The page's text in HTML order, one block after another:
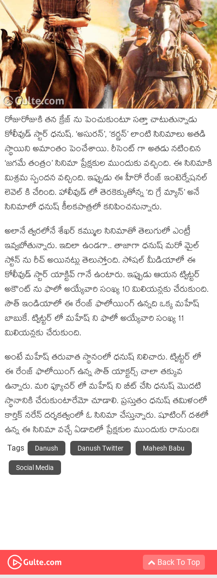
రోజురోజుకి తన క్రేజ్ ను పెంచుకుంటూ సత్తా చాటుతున్నాడు
కోలీవుడ్ స్టార్ ధనుష్. ‘అసురన్’, ‘కర్ణన్’ లాంటి సినిమాలు అతడి
స్థాయిని అమాంతం పెంచేశాయి. రీసెంట్ గా అతడు నటించిన
‘జగమే తంత్రం’ సినిమా ప్రేక్షకుల ముందుకు వచ్చింది. ఈ సినిమాకి
మిశ్రమ స్పందన వచ్చింది. ఇప్పుడు ఈ హీరో రేంజ్ ఇంటెర్నేషనల్
లెవెల్ కి చేరింది. హాలీవుడ్ లో తెరకెక్కుతోన్న ‘ది గ్రే మ్యాన్’ అనే
సినిమాలో ధనుష్ కీలకపాత్రలో కనిపించనున్నారు.
అలానే త్వరలోనే శేఖర్ కమ్ముల సినిమాతో తెలుగులో ఎంట్రీ
ఇవ్వబోతున్నారు. ఇదిలా ఉండగా.. తాజాగా ధనుష్ మరో మైల్
స్టోన్ ను రీచ్ అయినట్లు తెలుస్తోంది. సోషల్ మీడియాలో ఈ
కోలీవుడ్ స్టార్ యాక్టివ్ గానే ఉంటారు. ఇప్పుడు ఆయన ట్విట్టర్
అకౌంట్ ను ఫాలో అయ్యేవారి సంఖ్య 10 మిలియన్లకు చేరుకుంది.
సౌత్ ఇండియాలో ఈ రేంజ్ ఫాలోయింగ్ ఉన్నది ఒక్క మహేష్
బాబుకే. ట్విట్టర్ లో మహేష్ ని ఫాలో అయ్యేవారి సంఖ్య 11
మిలియన్లకు చేరుకుంది.
అంటే మహేష్ తరువాత స్థానంలో ధనుష్ నిలిచారు. ట్విట్టర్ లో
ఈ రేంజ్ ఫాలోయింగ్ ఉన్న సౌత్ యాక్టర్స్ చాలా తక్కువ
ఉన్నారు. మరి ఫ్యూచర్ లో మహేష్ ని బీట్ చేసి ధనుష్ మొదటి
స్థానానికి చేరుకుంటారేమో చూడాలి. ప్రస్తుతం ధనుష్ తమిళంలో
కార్తిక్ నరేన్ దర్శకత్వంలో ఓ సినిమా చేస్తున్నారు. షూటింగ్ దశలో
ఉన్న ఈ సినిమా వచ్చే ఏడాదిలో ప్రేక్షకుల ముందుకు రానుంది!
Tags Danush Danush Twitter Mahesh Babu
Social Media
Back To Top